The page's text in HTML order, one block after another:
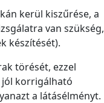
kerül kiszűrése, a
van szükség,
készítését).
törését, ezzel
jól korrigálható
a látásélményt.